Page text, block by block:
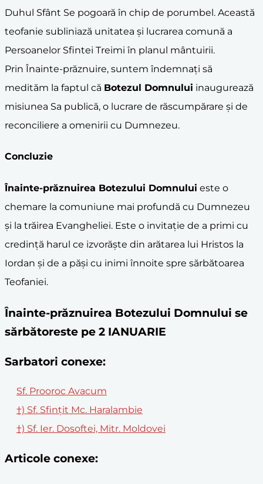
Duhul Sfânt Se pogoară în chip de porumbel. Această
teofanie subliniază unitatea și lucrarea comună a
Persoanelor Sfintei Treimi în planul mântuirii.
Prin Înainte-prăznuire, suntem îndemnați să
medităm la faptul că Botezul Domnului inaugurează
misiunea Sa publică, o lucrare de răscumpărare și de
reconciliere a omenirii cu Dumnezeu.
Concluzie
Înainte-prăznuirea Botezului Domnului este o
chemare la comuniune mai profundă cu Dumnezeu
și la trăirea Evangheliei. Este o invitație de a primi cu
credință harul ce izvorăște din arătarea lui Hristos la
Iordan și de a păși cu inimi înnoite spre sărbătoarea
Teofaniei.
Înainte-prăznuirea Botezului Domnului se
sărbătoreste pe 2 IANUARIE
Sarbatori conexe:
Sf. Prooroc Avacum
†) Sf. Sfinţit Mc. Haralambie
†) Sf. Ier. Dosoftei, Mitr. Moldovei
Articole conexe: